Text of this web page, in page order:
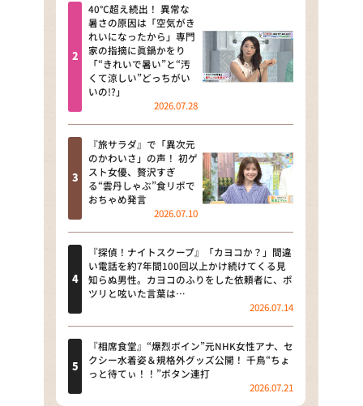
news おかえり
河合＆A.B.C-Z塚田×福井アナ
「なんでやねん！？」（news お
かえり）
DAIGOも台所 ～きょうの献立 何
にする？～
本日はダイアンなり！シーズン２
朝だ！生です旅サラダ
教えて！ニュースライブ 正義の
ミカタ
ＬＩＦＥ～夢のカタチ～
新婚さんいらっしゃい！
ポツンと一軒家
ザキ山小屋本館
40℃超え続出！ 異常な
暑さの原因は「空気がき
れいになったから」専門
家の指摘に眞鍋かをり
「“きれいで暑い”と“汚
くて涼しい”どっちがい
いの!?」
2026.07.28
『旅サラダ』で「異次元
のかわいさ」の声！ 初ゲ
スト女優、贅沢すぎ
る“雲丹しゃぶ”食リポで
おちゃめ発言
2026.07.10
『探偵！ナイトスクープ』「カヨコか？」間違
い電話を約7年間100回以上かけ続けてくる見
知らぬ男性。カヨコのふりをした依頼者に、ポ
ツリと呟いた言葉は…
2026.07.14
『相席食堂』“爆烈ボイン”元NHK女性アナ、セ
クシー水着姿＆規格外グッズ公開！ 千鳥“ちょ
っと待てぃ！！”ボタン連打
2026.07.21